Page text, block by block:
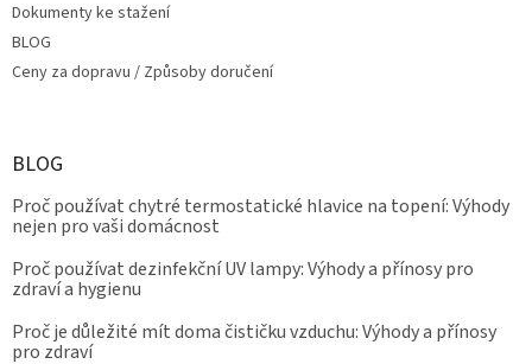
Dokumenty ke stažení
BLOG
Ceny za dopravu / Způsoby doručení
BLOG
Proč používat chytré termostatické hlavice na topení: Výhody
nejen pro vaši domácnost
Proč používat dezinfekční UV lampy: Výhody a přínosy pro
zdraví a hygienu
Proč je důležité mít doma čističku vzduchu: Výhody a přínosy
pro zdraví